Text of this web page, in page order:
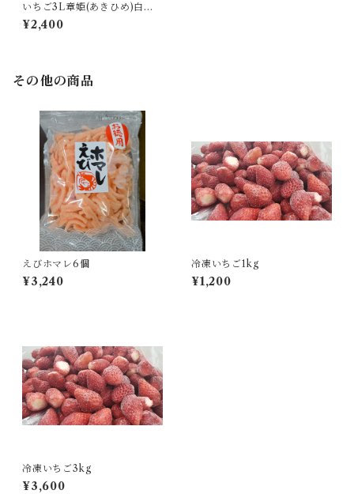
いちご3L章姫(あきひめ)白い
ちご4粒入り2パック
¥2,400
その他の商品
えびホマレ6個
¥3,240
冷凍いちご1kg
¥1,200
冷凍いちご3kg
¥3,600